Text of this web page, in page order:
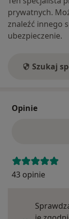
prywatnych.
znaleźć innego
ubezpieczenie.
Szukaj
Opinie
43 opinie